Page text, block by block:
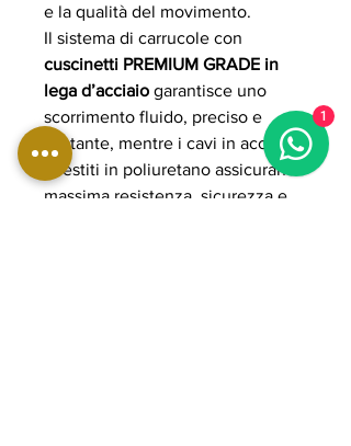
e la qualità del movimento.
Il sistema di carrucole con
cuscinetti PREMIUM GRADE in
lega d’acciaio garantisce uno
scorrimento fluido, preciso e
costante, mentre i cavi in acciaio
rivestiti in poliuretano assicurano
massima resistenza, sicurezza e
1